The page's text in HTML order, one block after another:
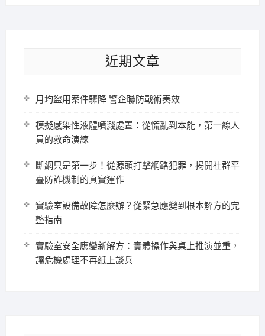
近期文章
月均盜用案件驟降 警企聯防戰術奏效
模擬感染性液體噴濺處置：從慌亂到本能，第一線人
員的救命演練
斷網只是第一步！從源頭打擊網路犯罪，揭開社群平
臺防詐機制的真實運作
實驗室設備故障怎麼辦？從緊急應變到根本解方的完
整指南
實驗室安全應變新解方：實體操作與桌上推演並重，
讓危機處理不再紙上談兵